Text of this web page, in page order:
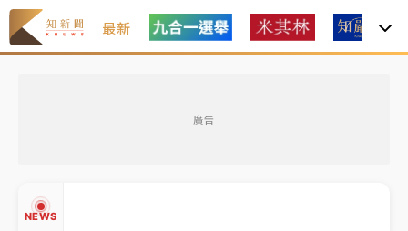
最新
廣告
NEWS
處置制度大變革！ 證交所今起縮短股票「關禁閉」天
數與撮合時間